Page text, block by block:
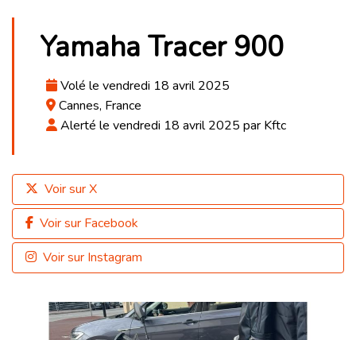
Yamaha Tracer 900
Volé le vendredi 18 avril 2025
Cannes, France
Alerté le vendredi 18 avril 2025 par Kftc
Voir sur X
Voir sur Facebook
Voir sur Instagram